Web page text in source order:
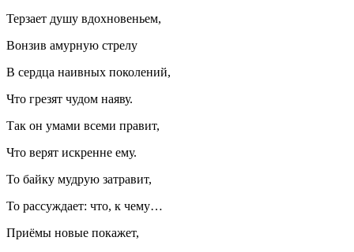
Терзает душу вдохновеньем,
Вонзив амурную стрелу
В сердца наивных поколений,
Что грезят чудом наяву.
Так он умами всеми правит,
Что верят искренне ему.
То байку мудрую затравит,
То рассуждает: что, к чему…
Приёмы новые покажет,